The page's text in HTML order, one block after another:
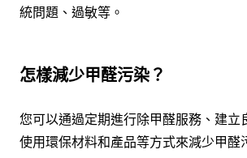
統問題、過敏等。
怎樣減少甲醛污染？
您可以通過定期進行除甲醛服務、建立
使用環保材料和產品等方式來減少甲醛